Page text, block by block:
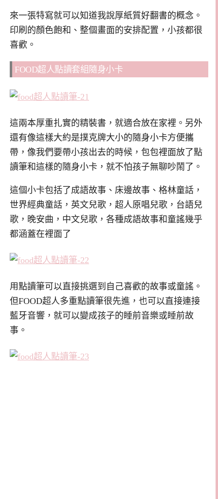
來一張特寫就可以知道我說厚紙質好翻書的概念。
印刷的顏色飽和、整個畫面的安排配置，小孩都很
喜歡。
FOOD超人點讀套組隨身小卡
這兩本厚重扎實的精裝書，就適合放在家裡。另外
還有像這樣大約是撲克牌大小的隨身小卡方便攜
帶，像我們要帶小孩出去的時候，包包裡面放了點
讀筆和這樣的隨身小卡，就不怕孩子無聊吵鬧了。
這個小卡包括了成語故事、床邊故事、格林童話，
世界經典童話，英文兒歌，超人原唱兒歌，台語兒
歌，晚安曲，中文兒歌，各種成語故事和童謠幾乎
都涵蓋在裡面了
用點讀筆可以直接挑選到自己喜歡的故事或童謠。
但FOOD超人多重點讀筆很先進，也可以直接連接
藍牙音響，就可以變成孩子的睡前音樂或睡前故
事。